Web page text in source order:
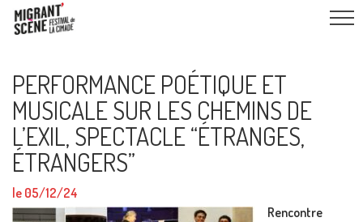
PERFORMANCE POÉTIQUE ET
MUSICALE SUR LES CHEMINS DE
L’EXIL, SPECTACLE “ÉTRANGES,
ÉTRANGERS”
le 05/12/24
Rencontre